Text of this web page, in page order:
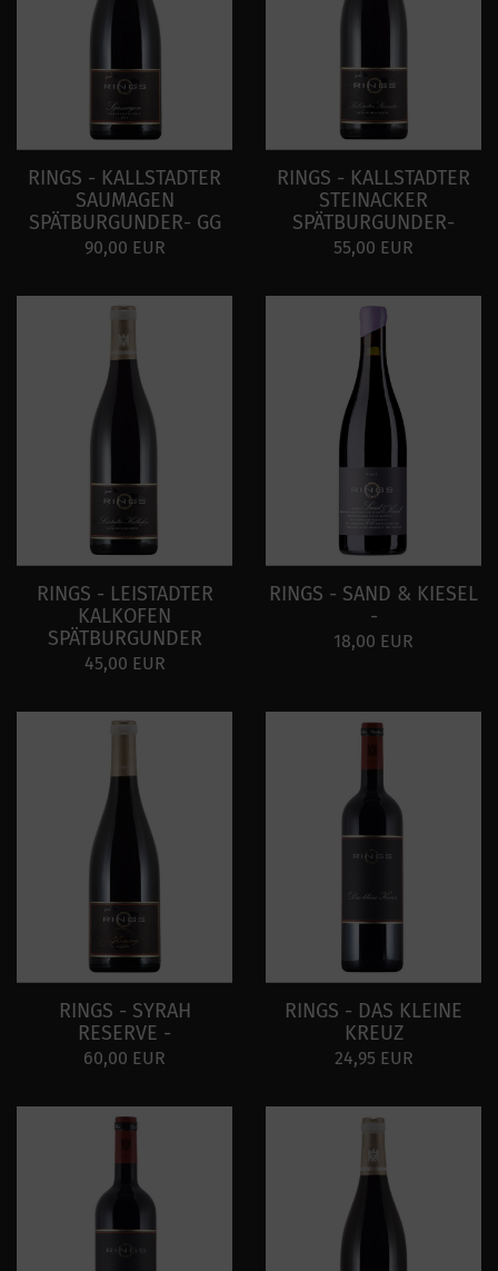
RINGS - KALLSTADTER
SAUMAGEN
SPÄTBURGUNDER- GG
90,00 EUR
RINGS - KALLSTADTER
STEINACKER
SPÄTBURGUNDER-
55,00 EUR
RINGS - LEISTADTER
KALKOFEN
SPÄTBURGUNDER
45,00 EUR
RINGS - SAND & KIESEL
-
18,00 EUR
RINGS - SYRAH
RESERVE -
60,00 EUR
RINGS - DAS KLEINE
KREUZ
24,95 EUR